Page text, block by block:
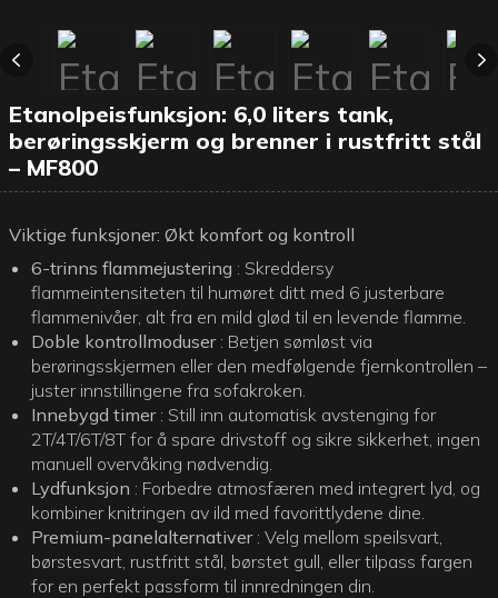
Etanolpeisfunksjon: 6,0 liters tank,
berøringsskjerm og brenner i rustfritt stål
– MF800
Viktige funksjoner: Økt komfort og kontroll
6-trinns flammejustering : Skreddersy
flammeintensiteten til humøret ditt med 6 justerbare
flammenivåer, alt fra en mild glød til en levende flamme.
Doble kontrollmoduser: Betjen sømløst via
berøringsskjermen eller den medfølgende fjernkontrollen –
juster innstillingene fra sofakroken.
Innebygd timer: Still inn automatisk avstenging for
2T/4T/6T/8T for å spare drivstoff og sikre sikkerhet, ingen
manuell overvåking nødvendig.
Lydfunksjon : Forbedre atmosfæren med integrert lyd, og
kombiner knitringen av ild med favorittlydene dine.
Premium-panelalternativer: Velg mellom speilsvart,
børstesvart, rustfritt stål, børstet gull, eller tilpass fargen
for en perfekt passform til innredningen din.